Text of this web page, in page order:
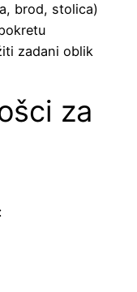
brod, stolica)
zadani oblik
za